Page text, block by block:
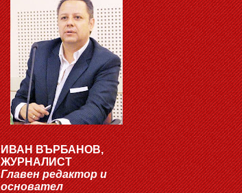
ИВАН ВЪРБАНОВ,
ЖУРНАЛИСТ
Главен редактор и
основател